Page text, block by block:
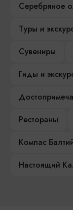
Серебряное
Туры и
Сувениры
Гиды и
Рестораны
Компас
Настоящий